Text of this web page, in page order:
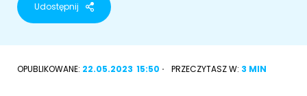
RASY PSÓW
Udostępnij
OPUBLIKOWANE: 22.05.2023 15:50 PRZECZYTASZ W: 3 MIN